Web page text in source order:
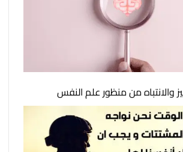
والانتباه من منظور علم النفس